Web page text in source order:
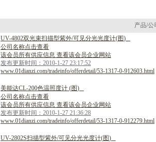
产品/公
UV-4802双光束扫描型紫外/可见分光光度计(图)
公司名称点击查看
该会员所有供应信息 查看该会员企业网站
发布更新时间：2010-1-27 23:17:52
www.01dianzi.com/tradeinfo/offerdetail/53-1317-0-912603.html
美能达CL-200色温照度计 (图)
公司名称点击查看
该会员所有供应信息 查看该会员企业网站
发布更新时间：2010-1-27 21:36:28
www.01dianzi.com/tradeinfo/offerdetail/53-1317-0-912279.html
UV-2802S扫描型紫外/可见分光光度计(图)